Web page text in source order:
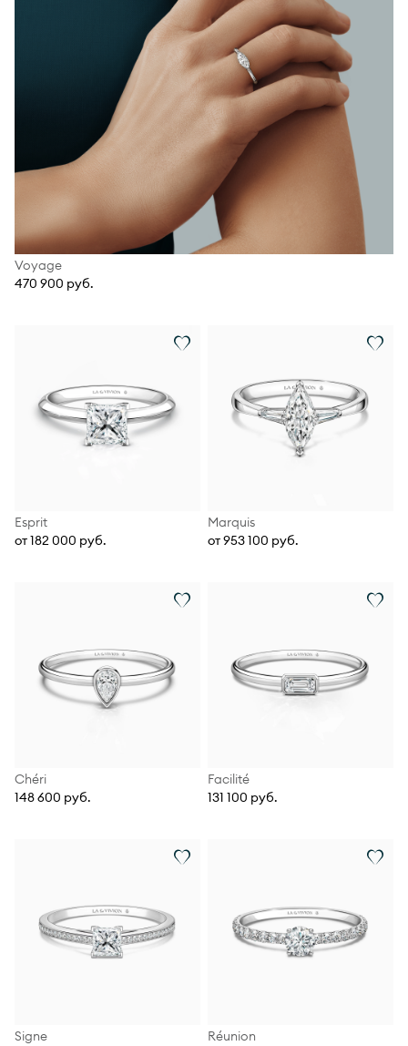
Voyage
470 900 руб.
Esprit
от 182 000 руб.
Marquis
от 953 100 руб.
Chéri
148 600 руб.
Facilité
131 100 руб.
Signe Réunion